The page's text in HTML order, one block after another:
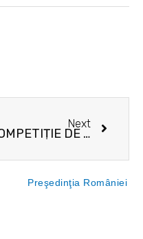
Next
COMPETIȚIE DE TENIS CU PICIORUL PE ECHIPE
Next
Preşedinţia României